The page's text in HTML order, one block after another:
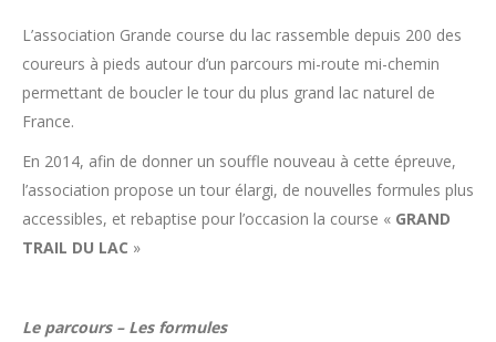
L’association Grande course du lac rassemble depuis 200 des
coureurs à pieds autour d’un parcours mi-route mi-chemin
permettant de boucler le tour du plus grand lac naturel de
France.
En 2014, afin de donner un souffle nouveau à cette épreuve,
l’association propose un tour élargi, de nouvelles formules plus
accessibles, et rebaptise pour l’occasion la course « GRAND
TRAIL DU LAC »
Le parcours – Les formules